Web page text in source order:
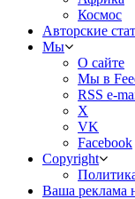
Космос
Авторские
Мы
О сайте
Мы в
RSS e-
X
VK
Facebook
Copyright
Ваша реклама